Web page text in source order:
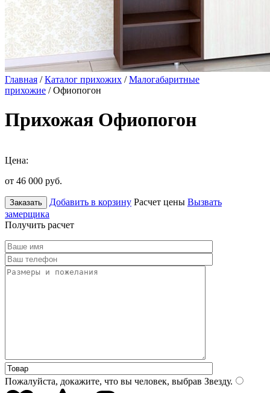
Главная /Каталог прихожих /Малогабаритные
прихожие / Офиопогон
Прихожая Офиопогон
Цена:
от 46 000 руб.
Заказать Добавить в корзину Расчет цены Вызвать
замерщика
Получить расчет
Пожалуйста, докажите, что вы человек, выбрав Звезду.